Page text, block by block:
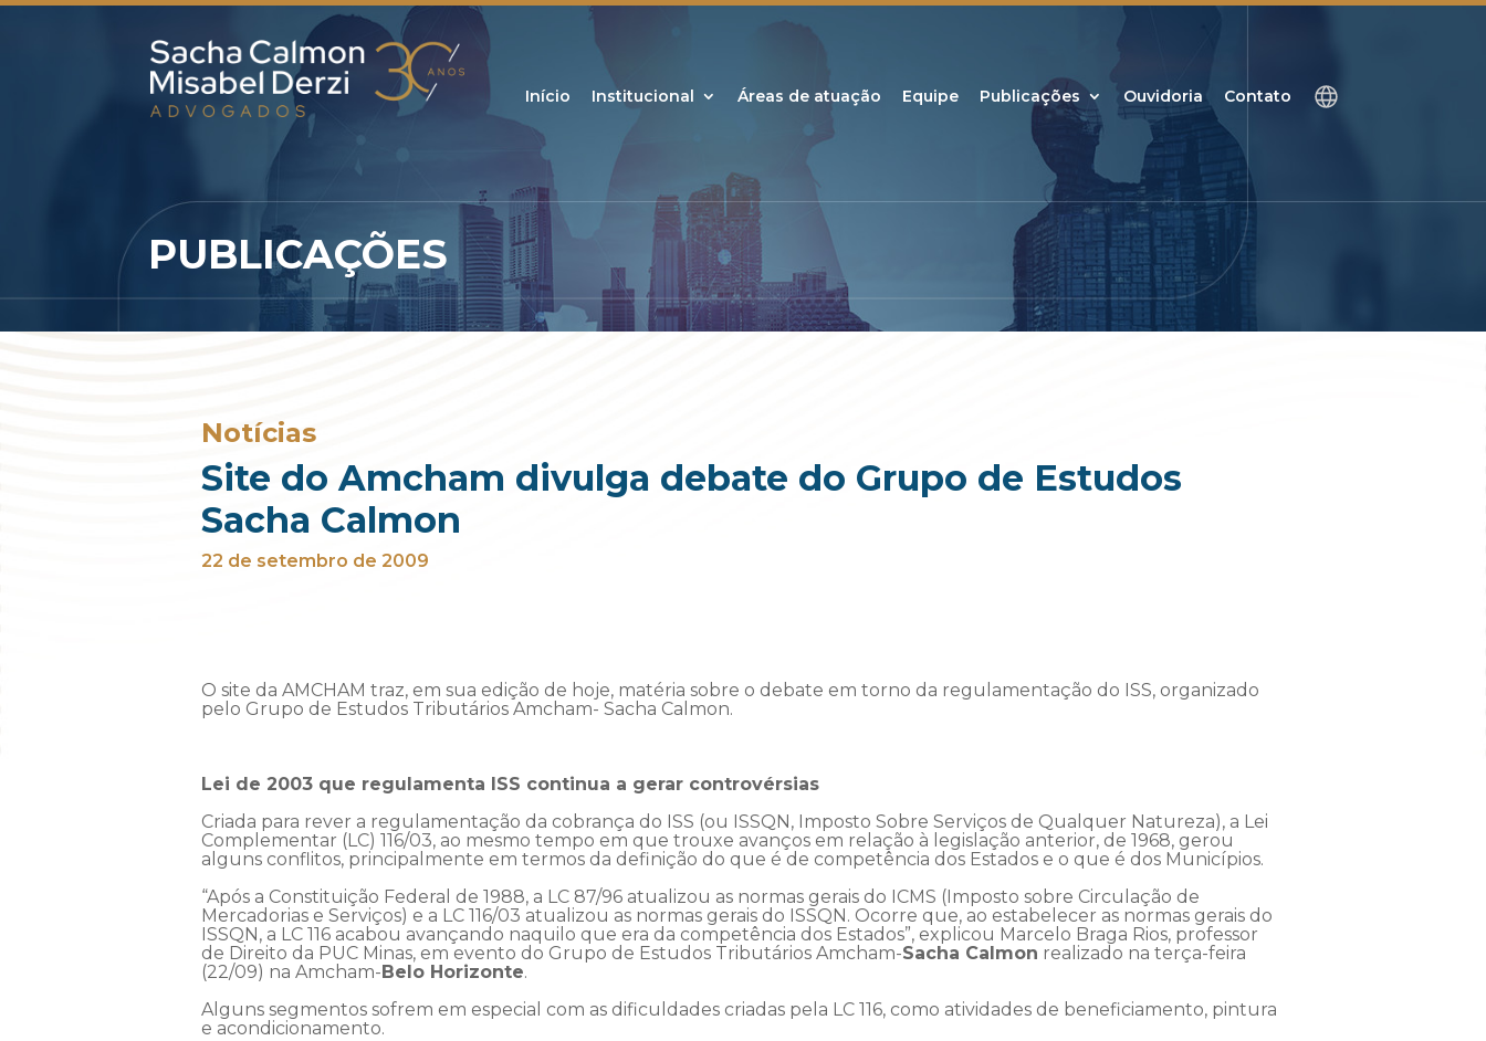
Início Institucional Áreas de atuação Equipe Publicações Ouvidoria Contato
PUBLICAÇÕES
Notícias
Site do Amcham divulga debate do Grupo de Estudos
Sacha Calmon
22 de setembro de 2009
O site da AMCHAM traz, em sua edição de hoje, matéria sobre o debate em torno da regulamentação do ISS, organizado
pelo Grupo de Estudos Tributários Amcham- Sacha Calmon.
Lei de 2003 que regulamenta ISS continua a gerar controvérsias
Criada para rever a regulamentação da cobrança do ISS (ou ISSQN, Imposto Sobre Serviços de Qualquer Natureza), a Lei
Complementar (LC) 116/03, ao mesmo tempo em que trouxe avanços em relação à legislação anterior, de 1968, gerou
alguns conflitos, principalmente em termos da definição do que é de competência dos Estados e o que é dos Municípios.
“Após a Constituição Federal de 1988, a LC 87/96 atualizou as normas gerais do ICMS (Imposto sobre Circulação de
Mercadorias e Serviços) e a LC 116/03 atualizou as normas gerais do ISSQN. Ocorre que, ao estabelecer as normas gerais do
ISSQN, a LC 116 acabou avançando naquilo que era da competência dos Estados”, explicou Marcelo Braga Rios, professor
de Direito da PUC Minas, em evento do Grupo de Estudos Tributários Amcham-Sacha Calmon realizado na terça-feira
(22/09) na Amcham- Belo Horizonte.
Alguns segmentos sofrem em especial com as dificuldades criadas pela LC 116, como atividades de beneficiamento, pintura
e acondicionamento.